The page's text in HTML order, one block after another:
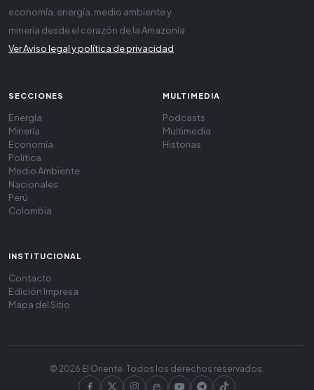
economía, energía, medio ambiente y
minería desde el corazón de la Amazonía
Ver Aviso legal y política de privacidad
SECCIONES
Energía
Minería
Economía
Política
Medio Ambiente
Nacionales
Perú
Colombia
MULTIMEDIA
Podcasts
Multimedia
Historias
INSTITUCIONAL
Contacto
Edición Impresa
Mapa del Sitio
© 2026 El Oriente. Todos los derechos reservados.